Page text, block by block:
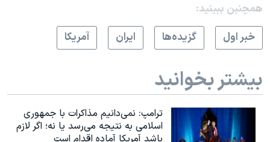
همچنبن ببینید:
خبر اول
گزيده‌ها ايران آمريکا
بیشتر بخوانید
ترامپ: نمی‌دانیم مذاکرات با جمهوری
اسلامی به نتیجه می‌رسد یا نه؛ اگر لازم